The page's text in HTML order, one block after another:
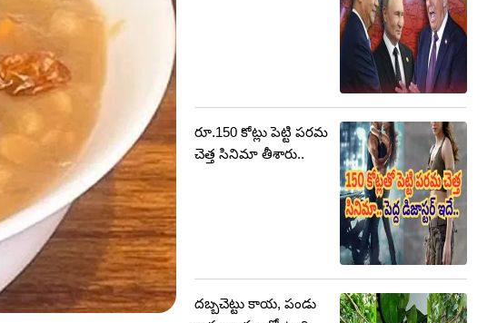
రూ.150 కోట్లు పెట్టి పరమ
చెత్త సినిమా తీశారు..
దబ్బచెట్టు కాయ, పండు